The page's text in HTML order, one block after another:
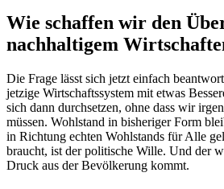
Wie schaffen wir den
nachhaltigem
Die Frage lässt sich jetzt einfach
jetzige Wirtschaftssystem mit etwas
sich dann durchsetzen, ohne dass wir
müssen. Wohlstand in bisheriger Form
in Richtung echten Wohlstands für Alle
braucht, ist der politische Wille. Und der
Druck aus der Bevölkerung kommt.